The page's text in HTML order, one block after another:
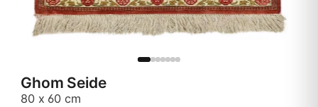
Ghom Seide
80 x 60 cm